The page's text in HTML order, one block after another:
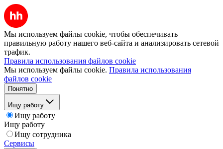
Мы используем файлы cookie, чтобы обеспечивать
правильную работу нашего веб-сайта и анализировать сетевой
трафик.
Правила использования файлов cookie
Мы используем файлы cookie. Правила использования
файлов cookie
Понятно
Ищу работу
Ищу работу
Ищу работу
Ищу сотрудника
Сервисы